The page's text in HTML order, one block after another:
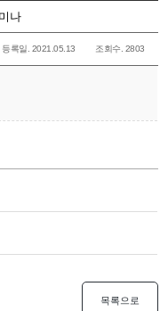
나
등록일. 2021.05.13 조회수. 2803
목록으로